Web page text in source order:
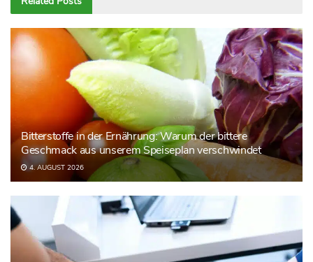
Bitterstoffe in der Ernährung: Warum der bittere
Geschmack aus unserem Speiseplan verschwindet
4. AUGUST 2026